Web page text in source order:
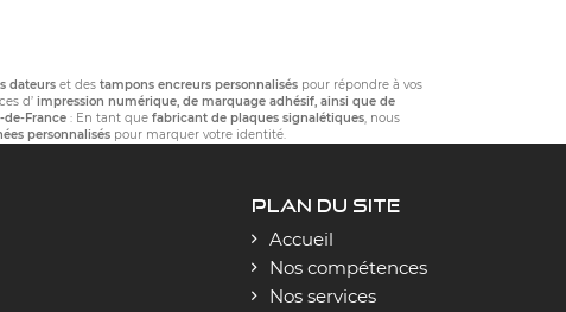
dateurset des tampons encreurs personnaliséspour répondre à vos
d’ impression numérique, de marquage adhésif, ainsi que de
de-France : En tant que fabricant de plaques signalétiques , nous
personnalisés pour marquer votre identité.
PLAN DU SITE
Accueil
Nos compétences
Nos services